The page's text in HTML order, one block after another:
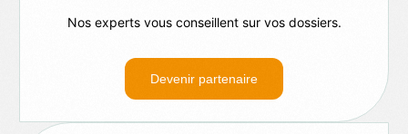
Nos experts vous conseillent sur vos dossiers.
Devenir partenaire